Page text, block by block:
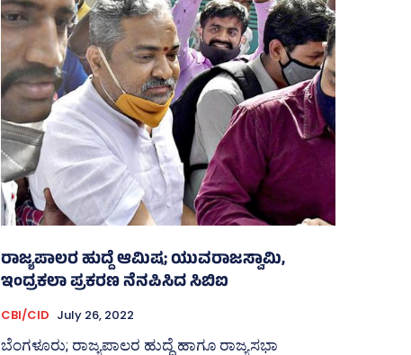
ರಾಜ್ಯಪಾಲರ ಹುದ್ದೆ ಆಮಿಷ; ಯುವರಾಜಸ್ವಾಮಿ,
ಇಂದ್ರಕಲಾ ಪ್ರಕರಣ ನೆನಪಿಸಿದ ಸಿಬಿಐ
CBI/CID July 26, 2022
ಬೆಂಗಳೂರು; ರಾಜ್ಯಪಾಲರ ಹುದ್ದೆ ಹಾಗೂ ರಾಜ್ಯಸಭಾ